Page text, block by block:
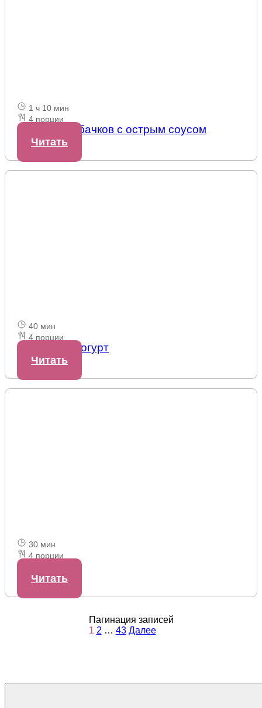
1 ч 10 мин
4 порции
Салат из кабачков с острым соусом
Читать
40 мин
4 порции
Веганский йогурт
Читать
30 мин
4 порции
Латук-стейк
Читать
Пагинация записей
1 2 … 43 Далее